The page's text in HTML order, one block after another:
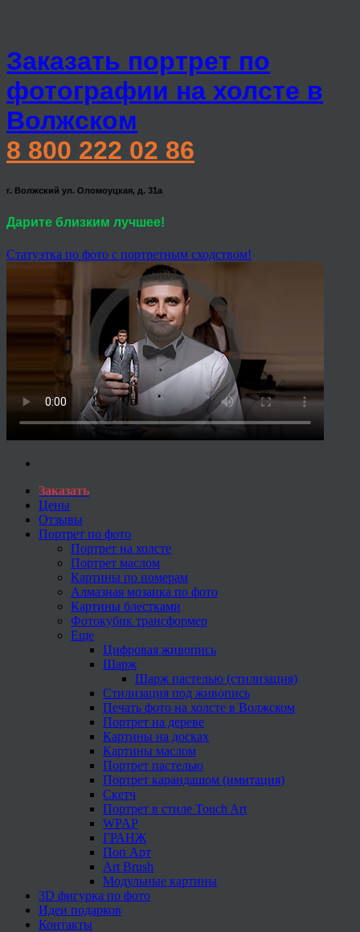
Заказать портрет по
фотографии на холсте в
Волжском
8 800 222 02 86
г. Волжский ул. Оломоуцкая, д. 31а
Дарите близким лучшее!
Статуэтка по фото с портретным сходством!
Заказать
Цены
Отзывы
Портрет по фото
Портрет на холсте
Портрет маслом
Картины по номерам
Алмазная мозаика по фото
Картины блестками
Фотокубик трансформер
Еще
Цифровая живопись
Шарж
Шарж пастелью (стилизация)
Стилизация под живопись
Печать фото на холсте в Волжском
Портрет на дереве
Картины на досках
Картины маслом
Портрет пастелью
Портрет карандашом (имитация)
Скетч
Портрет в стиле Touch Art
WPAP
ГРАНЖ
Поп Арт
Art Brush
Модульные картины
3D фигурка по фото
Идеи подарков
Контакты